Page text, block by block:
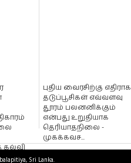
கல்வி
புதிய வைரசிற்கு எதிராக
தடுப்பூசிகள் எவ்வளவு
தூரம் பலனனிக்கும்
என்பது உறுதியாக
தெரியாதநிலை -
முகக்கவச...
Sri Lanka.